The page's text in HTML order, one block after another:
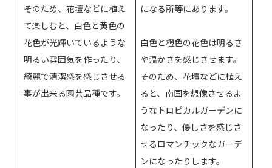
そのため、花壇などに植え
て楽しむと、白色と黄色の
花色が光輝いているような
明るい雰囲気を作ったり、
綺麗で清潔感を感じさせる
事が出来る園芸品種です。
になる所等にあります。
白色と橙色の花色は明るさ
や温かさを感じさせます。
そのため、花壇などに植え
ると、南国を想像させるよ
うなトロピカルガーデンに
なったり、優しさを感じさ
せるロマンチックなガーデ
ンになったりします。